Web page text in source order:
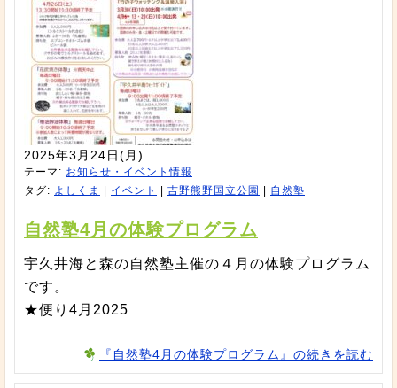
2025年3月24日(月)
テーマ: お知らせ・イベント情報
タグ: よしくま イベント 吉野熊野国立公園 自然塾
自然塾4月の体験プログラム
宇久井海と森の自然塾主催の４月の体験プログラム
です。
★便り4月2025
『自然塾4月の体験プログラム』の続きを読む